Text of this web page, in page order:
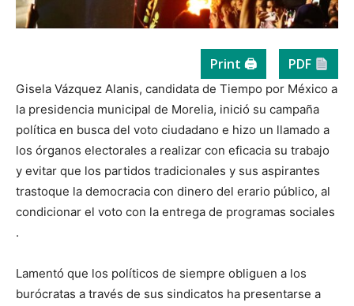
Print 🖨 PDF
Gisela Vázquez Alanis, candidata de Tiempo por México a
la presidencia municipal de Morelia, inició su campaña
política en busca del voto ciudadano e hizo un llamado a
los órganos electorales a realizar con eficacia su trabajo
y evitar que los partidos tradicionales y sus aspirantes
trastoque la democracia con dinero del erario público, al
condicionar el voto con la entrega de programas sociales
.
Lamentó que los políticos de siempre obliguen a los
burócratas a través de sus sindicatos ha presentarse a